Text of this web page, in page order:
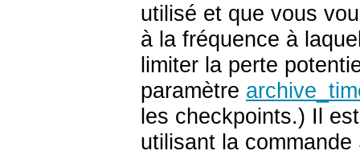
utilisé et que vous
à la fréquence à
limiter la perte
paramètre
les checkpoints.) Il
utilisant la